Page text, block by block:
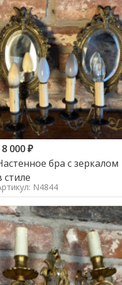
000₽
бра с зеркалом
стиле
N4844